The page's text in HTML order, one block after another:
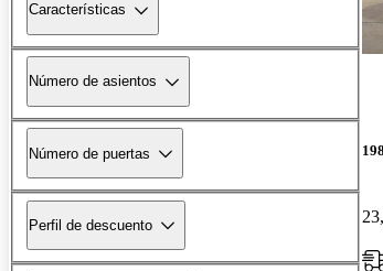
Características
Número de asientos
Número de puertas
Perfil de descuento